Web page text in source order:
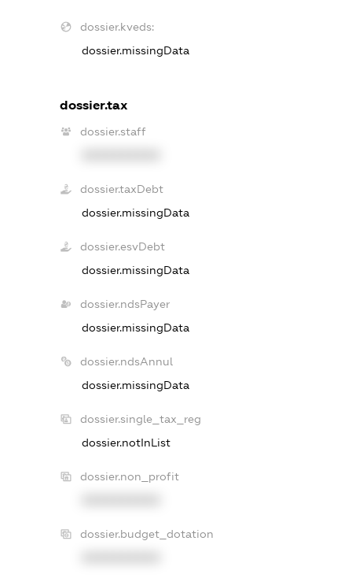
dossier.kveds:
dossier.missingData
dossier.tax
dossier.staff
dossier.taxDebt
dossier.missingData
dossier.esvDebt
dossier.missingData
dossier.ndsPayer
dossier.missingData
dossier.ndsAnnul
dossier.missingData
dossier.single_tax_reg
dossier.notInList
dossier.non_profit
dossier.budget_dotation